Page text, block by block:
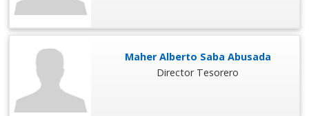
Maher Alberto Saba Abusada
Director Tesorero